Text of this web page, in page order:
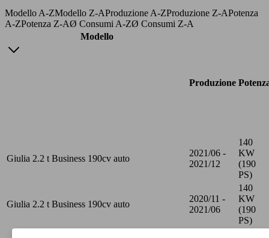
Modello A-ZModello Z-AProduzione A-ZProduzione Z-APotenza
A-ZPotenza Z-AØ Consumi A-ZØ Consumi Z-A
Modello
Produzione
Giulia 2.2 t Business 190cv auto
2021/06 -
2021/12
140
KW
(190
PS)
Giulia 2.2 t Business 190cv auto
2020/11 -
2021/06
140
KW
(190
PS)